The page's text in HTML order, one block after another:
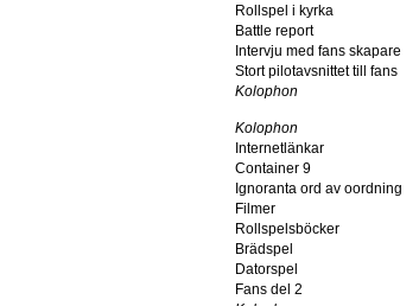
Rollspel i kyrka
Battle report
Intervju med fans skapare
Stort pilotavsnittet till fans
Kolophon
Kolophon
Internetlänkar
Container 9
Ignoranta ord av oordning
Filmer
Rollspelsböcker
Brädspel
Datorspel
Fans del 2